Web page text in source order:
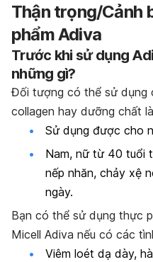
Thận trọng/Cảnh
phẩm Adiva
Trước khi sử dụng
những gì?
Đối tượng có thể sử dụng
collagen hay dưỡng chất
Sử dụng được cho
Nam, nữ từ 40 tuổi
nếp nhăn, chảy xệ
ngày.
Bạn có thể sử dụng thực
Micell Adiva nếu có các
Viêm loét dạ dày,